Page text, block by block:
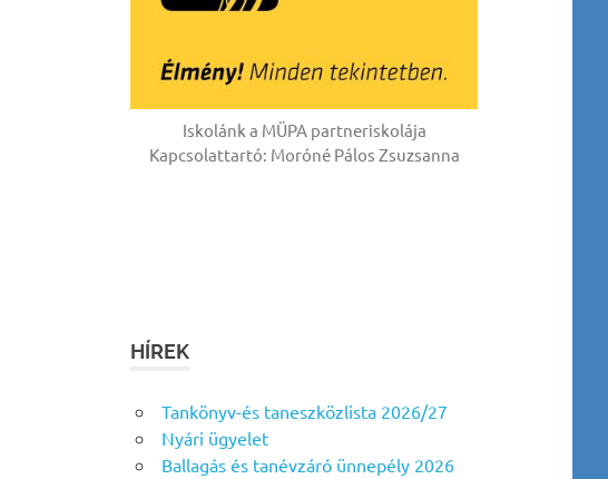
Iskolánk a MÜPA partneriskolája
Kapcsolattartó: Moróné Pálos Zsuzsanna
HÍREK
Tankönyv-és taneszközlista 2026/27
Nyári ügyelet
Ballagás és tanévzáró ünnepély 2026